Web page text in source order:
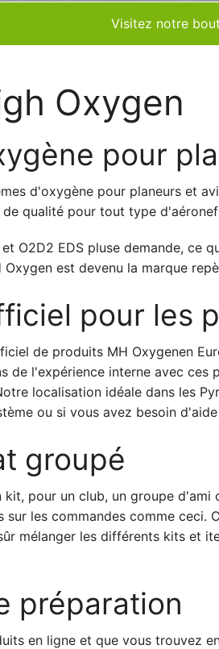
Visitez notre
Oxygen
pour
d'oxygène pour planeurs et
qualité pour tout type
O2D2 EDS pluse demande,
est devenu la marque
pour les
de produits MH Oxygenen
de l'expérience interne avec
localisation idéale dans les
ou si vous avez besoin
groupé
pour un club, un groupe
sur les commandes comme
mélanger les différents kits et
préparation
en ligne et que vous trouvez